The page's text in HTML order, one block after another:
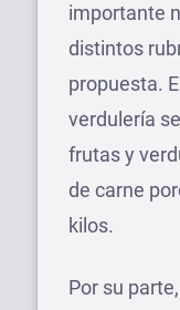
importante
distintos
propuesta.
verdulería
frutas y
de carne
kilos.
Por su